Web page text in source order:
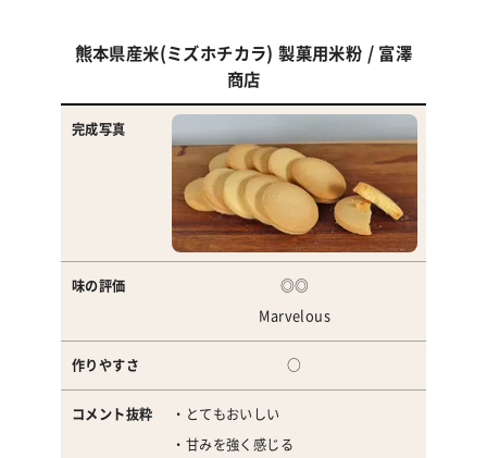
商
名
真
評
熊本県産米(ミズホチカラ) 製菓用米粉 / 富澤
商店
◎◎
Marvelous
○
・とてもおいしい
・甘みを強く感じる